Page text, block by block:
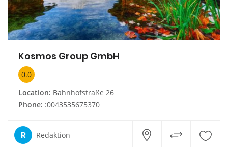
Kosmos Group GmbH
0.0
Location: Bahnhofstraße 26
Phone: :0043535675370
R Redaktion